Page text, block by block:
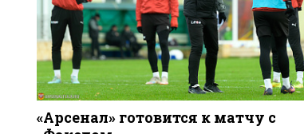
«Арсенал» готовится к матчу c